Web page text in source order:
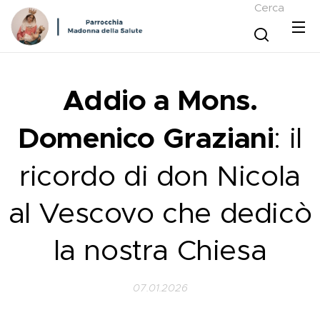
Cerca
Addio a Mons.
Domenico Graziani: il
ricordo di don Nicola
al Vescovo che dedicò
la nostra Chiesa
07.01.2026